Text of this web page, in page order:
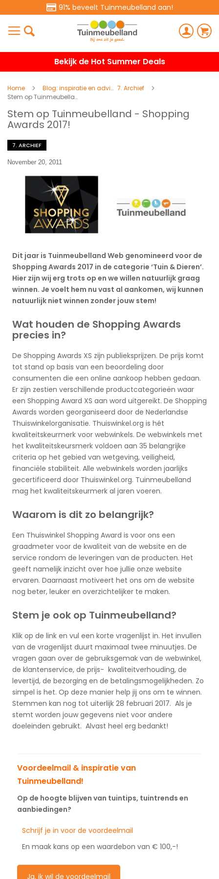
91% beveelt Tuinmeubelland aan!
Bekijk de Hot Summer Deals
Home Blog: inspiratie en advies 7. Archief
Stem op Tuinmeubelland - Shopping Awards 2017!
Stem op Tuinmeubelland - Shopping
Awards 2017!
7. ARCHIEF
November 20, 2011
Dit jaar is Tuinmeubelland Web genomineerd voor de
Shopping Awards 2017 in de categorie ‘Tuin & Dieren’.
Hier zijn wij erg trots op en we willen natuurlijk graag
winnen. Je voelt hem nu vast al aankomen, wij kunnen
natuurlijk niet winnen zonder jouw stem!
Wat houden de Shopping Awards
precies in?
De Shopping Awards XS zijn publieksprijzen. De prijs komt
tot stand op basis van een beoordeling door
consumenten die een online aankoop hebben gedaan.
Er zijn zestien verschillende productcategorieën waar
een Shopping Award XS aan word uitgereikt. De Shopping
Awards worden georganiseerd door de Nederlandse
Thuiswinkelorganisatie. Thuiswinkel.org is hét
kwaliteitskeurmerk voor webwinkels. De webwinkels met
het kwaliteitskeursmerk voldoen aan 35 belangrijke
criteria op het gebied van wetgeving, veiligheid,
financiële stabiliteit. Alle webwinkels worden jaarlijks
gecertificeerd door Thuiswinkel.org. Tuinmeubelland
mag het kwaliteitskeurmerk al jaren voeren.
Waarom is dit zo belangrijk?
Een Thuiswinkel Shopping Award is voor ons een
graadmeter voor de kwaliteit van de website en de
service rondom de leveringen van de producten. Het
geeft namelijk inzicht over hoe jullie onze website
ervaren. Daarnaast motiveert het ons om de website
nog beter, leuker en overzichtelijker te maken.
Stem je ook op Tuinmeubelland?
Klik op de link en vul een korte vragenlijst in. Het invullen
van de vragenlijst duurt maximaal twee minuutjes. De
vragen gaan over de gebruiksgemak van de webwinkel,
de klantenservice, de prijs- kwaliteitverhouding, de
levertijd, de bezorging en de betalingsmogelijkheden. Zo
simpel is het. Op deze manier help jij ons om te winnen.
Stemmen kan nog tot uiterlijk 28 februari 2017. Als je
stemt worden jouw gegevens niet voor andere
doeleinden gebruikt. Alvast heel erg bedankt!
Voordeelmail & inspiratie van
Tuinmeubelland!
Op de hoogte blijven van tuintips, tuintrends en
aanbiedingen?
Schrijf je in voor de voordeelmail
En maak kans op een waardebon van € 100,-!
Ja, ik wil de voordeelmail